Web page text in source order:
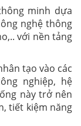
minh dựa
nghệ thông
với nền tảng
tạo vào các
nghiệp, hệ
này trở nên
tiết kiệm năng